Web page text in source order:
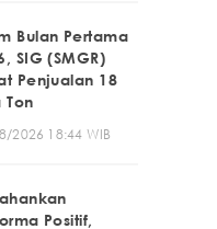
Bulan Pertama
SIG (SMGR)
Penjualan 18
Ton
2026 18:44 WIB
Positif,